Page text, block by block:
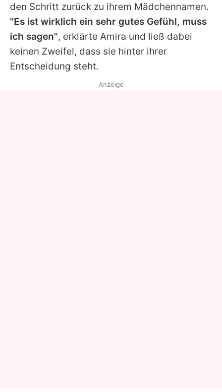
den Schritt zurück zu ihrem Mädchennamen.
"Es ist wirklich ein sehr gutes Gefühl, muss
ich sagen", erklärte Amira und ließ dabei
keinen Zweifel, dass sie hinter ihrer
Entscheidung steht.
Anzeige